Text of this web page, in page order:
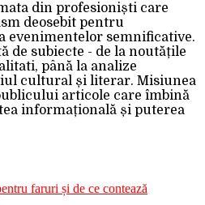
din profesioniști care
deosebit pentru
evenimentelor semnificative.
de subiecte - de la noutățile
până la analize
cultural și literar. Misiunea
articole care îmbină
informațională și puterea